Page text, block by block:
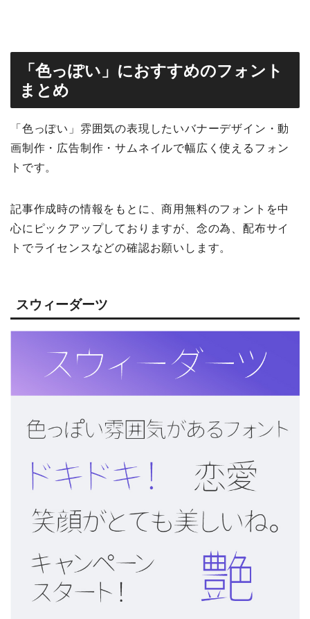
「色っぽい」におすすめのフォント
まとめ
「色っぽい」雰囲気の表現したいバナーデザイン・動
画制作・広告制作・サムネイルで幅広く使えるフォン
トです。
記事作成時の情報をもとに、商用無料のフォントを中
心にピックアップしておりますが、念の為、配布サイ
トでライセンスなどの確認お願いします。
スウィーダーツ